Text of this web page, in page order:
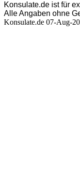
Konsulate.de ist für
Alle Angaben ohne
Konsulate.de 07-Aug-